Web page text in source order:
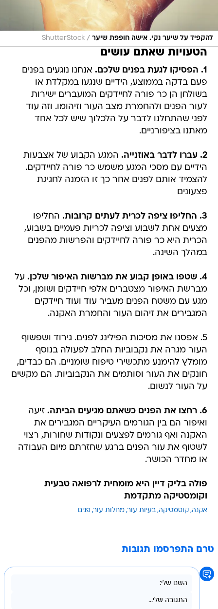
להקפיד על שיער נקי. אישה חופפת שיער /
ShutterStock
הטעויות שאתם עושים
1. הפסיקו לגעת בפנים שלכם.
אנחנו נוגעים בפנים
פעם בדקה בממוצע, הידיים שנגעו במקלדת או
בשולחן הן כר פורה לחיידקים המועברים ישירות
לעור הפנים ולהחמרת מצב העור וזיהומו. וזה עוד
לפני שהתחלנו לדבר על הלכלוך שיש לכל אחד
מאתנו בציפורניים.
2. עברו לדבר באוזנייה.
המגע הקבוע של אצבעות
הידיים עם מסכי המגע משמש כר פורה לחיידקים.
להצמיד אותם לפנים אחר כך זו הזמנה לחגיגת
פצעונים
3. החליפו ציפה לכרית לעתים קרובות.
החליפו
מצעים אחת לשבוע וציפה לכריות פעמיים בשבוע,
הכרית היא כר פורה לחיידקים והפרשות מהפנים
במהלך השינה.
4. שטפו באופן קבוע את מברשות האיפור שלכן.
על
מברשת האיפור מצטברים אלפי חיידקים ושומן, וכל
מגע עם משטח הפנים מעביר עוד ועוד חיידקים
המגבירים את זיהום העור והחמרת האקנה.
5. אפסנו את מסיכות הפילינג לפנים. גירוד ושפשוף
העור מגרה את נקבוביות החלב לפעולה בנוסף
מומלץ להימנע מתכשירי טיפוח שומניים. הם כבדים,
חונקים את העור וסותמים את הנקבוביות. הם מקשים
על העור לנשום.
6. רחצו את הפנים כשאתם מגיעים הביתה.
זיעה
ואיפור הם בין הגורמים העיקריים המגבירים את
האקנה ואף גורמים לפצעים ונקודות שחורות, רצוי
לשטוף את עור הפנים ברגע שחזרתם מיום העבודה
או מחדר הכושר.
פולה בליק דיין היא מומחית לרפואה טבעית
וקומסטיקה מתקדמת
אקנה קוסמטיקה בעיות עור מחלות עור פנים
טרם התפרסמו תגובות